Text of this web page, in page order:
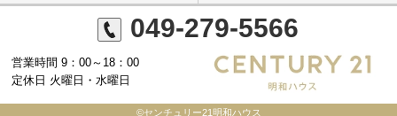
049-279-5566
営業時間 9：00～18：00
定休日 火曜日・水曜日
©センチュリー21明和ハウス